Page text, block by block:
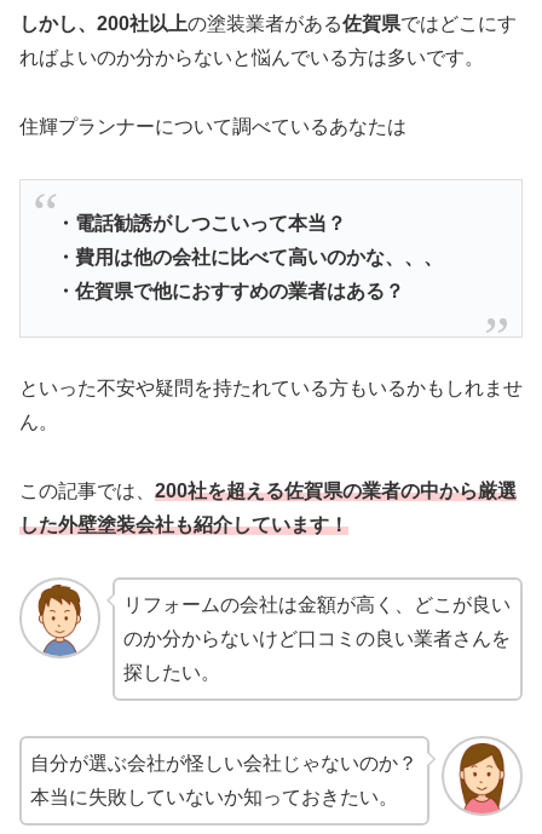
しかし、200社以上の塗装業者がある佐賀県ではどこにす
ればよいのか分からないと悩んでいる方は多いです。
住輝プランナーについて調べているあなたは
・電話勧誘がしつこいって本当？
・費用は他の会社に比べて高いのかな、、、
・佐賀県で他におすすめの業者はある？
といった不安や疑問を持たれている方もいるかもしれませ
ん。
この記事では、 200社を超える佐賀県の業者の中から厳選
した外壁塗装会社も紹介しています！
リフォームの会社は金額が高く、どこが良い
のか分からないけど口コミの良い業者さんを
探したい。
自分が選ぶ会社が怪しい会社じゃないのか？
本当に失敗していないか知っておきたい。